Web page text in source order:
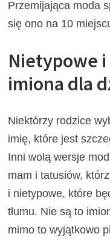
Przemijająca moda
się ono na 10
Nietypowe
imiona dla
Niektórzy rodzice
imię, które jest
Inni wolą wersje
mam i tatusiów,
i nietypowe, które
tłumu. Nie są to
mimo to wyjątkowo